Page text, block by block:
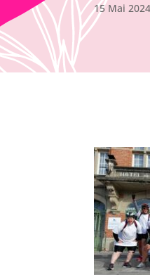
15 Mai 2024